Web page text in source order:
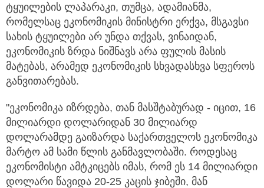
ტყუილების ლაპარაკი, თუმცა, ადამიანმა,
რომელსაც ეკონომიკის მინისტრი ერქვა, მსგავსი
სახის ტყუილები არ უნდა თქვას, ვინაიდან,
ეკონომიკის ზრდა ნიშნავს არა ფულის მასის
მატებას, არამედ ეკონომიკის სხვადასხვა სფეროს
განვითარებას.
"ეკონომიკა იზრდება, თან მასშტაბურად - იცით, 16
მილიარდი დოლარიდან 30 მილიარდ
დოლარამდე გაიზარდა საქართველოს ეკონომიკა
მარტო ამ სამი წლის განმავლობაში. როდესაც
ეკონომისტი ამტკიცებს იმას, რომ ეს 14 მილიარდი
დოლარი წავიდა 20-25 კაცის ჯიბეში, მან